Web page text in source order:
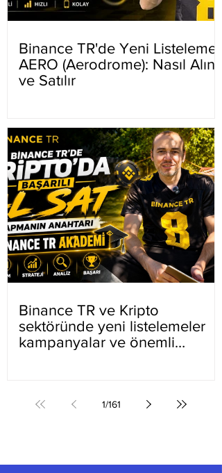
Binance TR'de Yeni Listeleme
AERO (Aerodrome): Nasıl Alınır
ve Satılır
Binance TR ve Kripto
sektöründe yeni listelemeler
kampanyalar ve önemli
1/161